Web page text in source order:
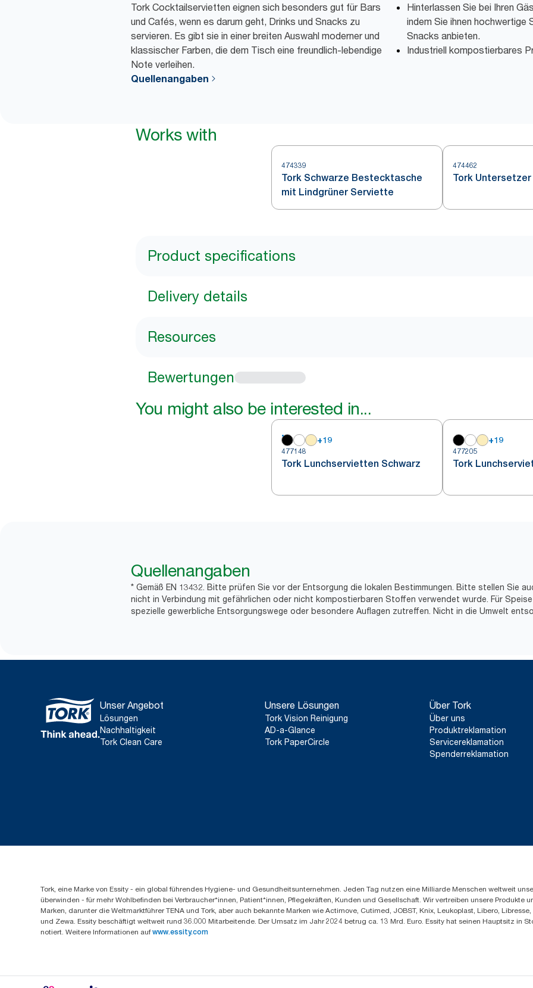
Tork Cocktailservietten eignen sich besonders gut für Bars
und Cafés, wenn es darum geht, Drinks und Snacks zu
servieren. Es gibt sie in einer breiten Auswahl moderner und
klassischer Farben, die dem Tisch eine freundlich-lebendige
Note verleihen.
Quellenangaben
Hinterlassen Sie bei Ihren
indem Sie ihnen hochwertige
Snacks anbieten.
Industriell kompostierbares
Works with
474339
Tork Schwarze Bestecktasche
mit Lindgrüner Serviette
474462
Tork Untersetzer
Product specifications
Delivery details
Resources
Bewertungen
You might also be interested in...
+19
477148
Tork Lunchservietten Schwarz
+19
477205
Tork
Quellenangaben
* Gemäß EN 13432. Bitte prüfen Sie vor der Entsorgung die lokalen Bestimmungen. Bitte stellen Sie
nicht in Verbindung mit gefährlichen oder nicht kompostierbaren Stoffen verwendet wurde. Für
spezielle gewerbliche Entsorgungswege oder besondere Auflagen zutreffen. Nicht in die Umwelt
Unser Angebot
Lösungen
Nachhaltigkeit
Tork Clean Care
Unsere Lösungen
Tork Vision Reinigung
AD-a-Glance
Tork PaperCircle
Über Tork
Über uns
Produktreklamation
Servicereklamation
Spenderreklamation
Tork, eine Marke von Essity - ein global führendes Hygiene- und Gesundheitsunternehmen. Jeden Tag nutzen eine Milliarde Menschen weltweit
überwinden - für mehr Wohlbefinden bei Verbraucher*innen, Patient*innen, Pflegekräften, Kunden und Gesellschaft. Wir vertreiben unsere Produkte
Marken, darunter die Weltmarktführer TENA und Tork, aber auch bekannte Marken wie Actimove, Cutimed, JOBST, Knix, Leukoplast, Libero,
und Zewa. Essity beschäftigt weltweit rund 36.000 Mitarbeitende. Der Umsatz im Jahr 2024 betrug ca. 13 Mrd. Euro. Essity hat seinen Hauptsitz in
notiert. Weitere Informationen auf www.essity.com